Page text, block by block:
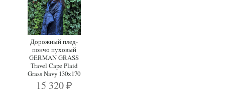
Дорожный плед-
пончо пуховый
GERMAN GRASS
Travel Cape Plaid
Grass Navy 130х170
15 320 ₽